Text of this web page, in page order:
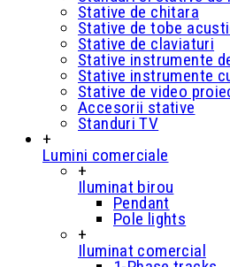
Stative de chitara
Stative de tobe
Stative de claviaturi
Stative instrumente
Stative instrumente
Stative de video
Accesorii stative
Standuri TV
+
Lumini comerciale
+
Iluminat birou
Pendant
Pole lights
+
Iluminat comercial